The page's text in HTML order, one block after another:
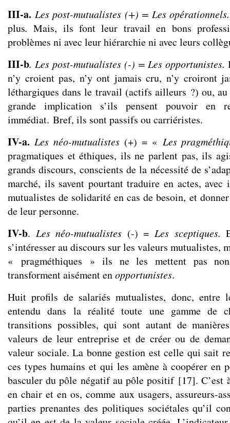
III-a. Les post-mutualistes (+) = Les
plus.Mais, ils font leur travail en bons
problèmes ni avec leur hiérarchie ni avec leurs
III-b. Les post-mutualistes (-) = Les opportunistes.
n’y croient pas, n’y ont jamais cru, n’y croiront
léthargiques dans le travail (actifs ailleurs ?) ou,
grande implication s’ils pensent pouvoir en
immédiat. Bref, ils sont passifs ou carriéristes.
IV-a. Les néo-mutualistes(+) = « Les
pragmatiques et éthiques, ils ne parlent pas, ils
grands discours, conscients de la nécessité de
marché, ils savent pourtant traduire en actes,
mutualistes de solidarité en cas de besoin, et
de leur personne.
IV-b. Les néo-mutualistes (-) =Les sceptiques.
s’intéresser au discours sur les valeurs mutualistes,
« pragméthiques » ils ne les mettent pas
transforment aisément enopportunistes.
Huit profils de salariés mutualistes, donc, entre
entendu dans la réalité toute une gamme de
transitions possibles, qui sont autant de
valeurs de leur entreprise et de créer ou de
valeur sociale. La bonne gestion est celle qui sait
ces types humains et qui les amène à coopérer en
basculer du pôle négatif au pôle positif[17]. C’est
en chair et en os, comme aux usagers, assureurs-
parties prenantes des politiques sociétales qu’il